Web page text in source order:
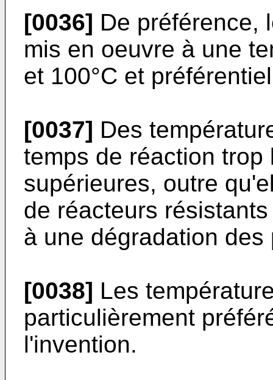
[0036] De préférence,
mis en oeuvre à une
et 100°C et
[0037] Des
temps de réaction
supérieures, outre
de réacteurs
à une dégradation
[0038] Les
particulièrement
l'invention.